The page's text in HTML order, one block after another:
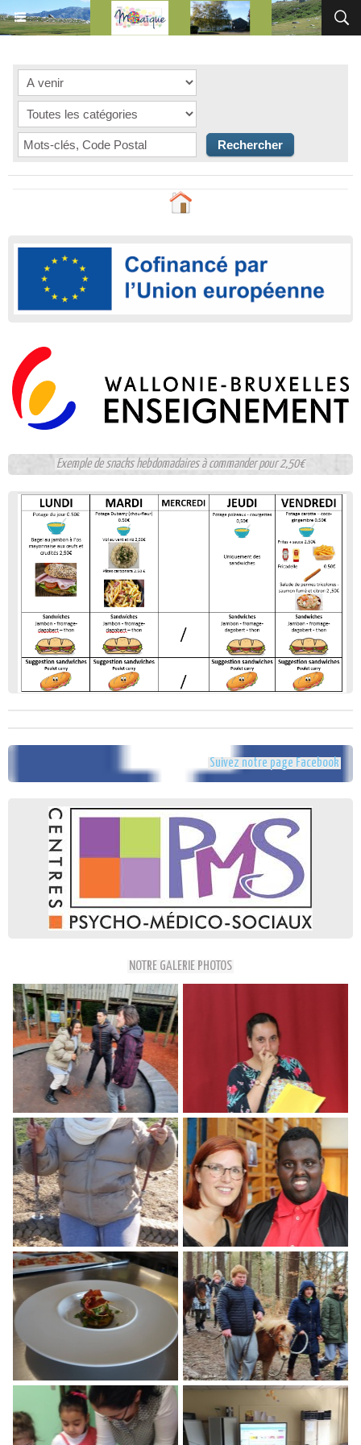
Exemple de snacks hebdomadaires à commander pour 2,50€
Suivez notre page Facebook
NOTRE GALERIE PHOTOS